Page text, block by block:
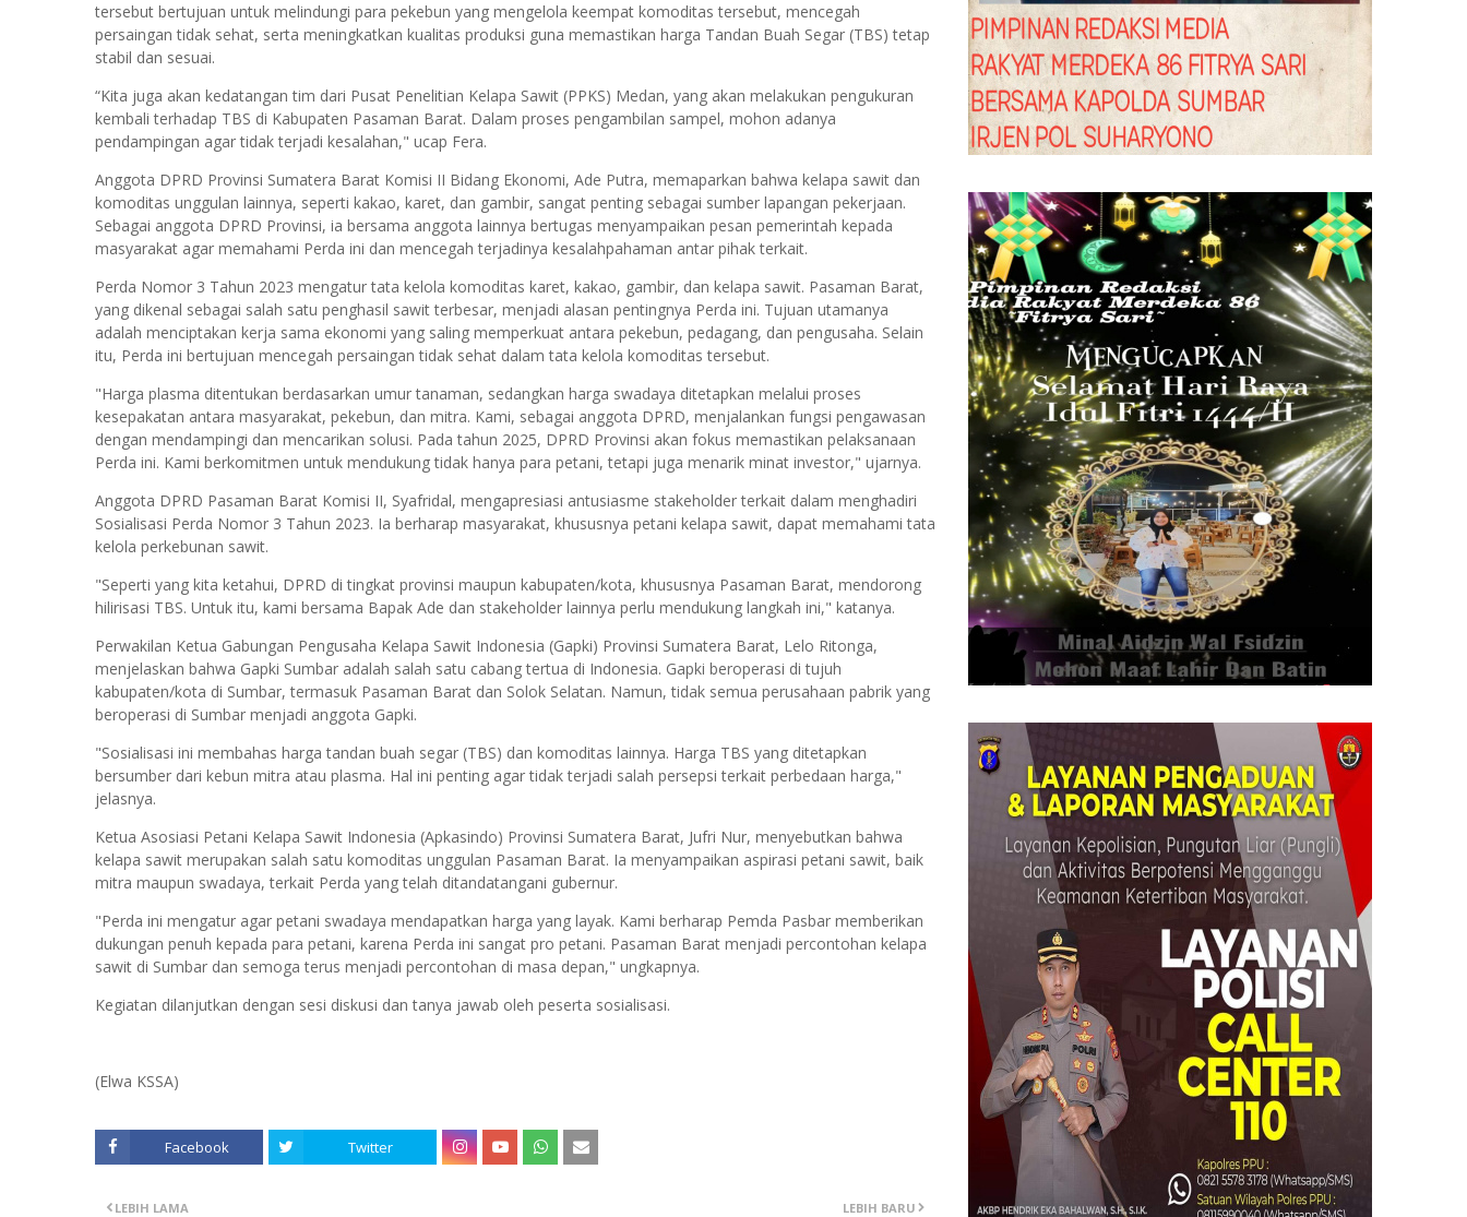
tersebut bertujuan untuk melindungi para pekebun yang mengelola keempat komoditas tersebut, mencegah
persaingan tidak sehat, serta meningkatkan kualitas produksi guna memastikan harga Tandan Buah Segar (TBS) tetap
stabil dan sesuai.
“Kita juga akan kedatangan tim dari Pusat Penelitian Kelapa Sawit (PPKS) Medan, yang akan melakukan pengukuran
kembali terhadap TBS di Kabupaten Pasaman Barat. Dalam proses pengambilan sampel, mohon adanya
pendampingan agar tidak terjadi kesalahan," ucap Fera.
Anggota DPRD Provinsi Sumatera Barat Komisi II Bidang Ekonomi, Ade Putra, memaparkan bahwa kelapa sawit dan
komoditas unggulan lainnya, seperti kakao, karet, dan gambir, sangat penting sebagai sumber lapangan pekerjaan.
Sebagai anggota DPRD Provinsi, ia bersama anggota lainnya bertugas menyampaikan pesan pemerintah kepada
masyarakat agar memahami Perda ini dan mencegah terjadinya kesalahpahaman antar pihak terkait.
Perda Nomor 3 Tahun 2023 mengatur tata kelola komoditas karet, kakao, gambir, dan kelapa sawit. Pasaman Barat,
yang dikenal sebagai salah satu penghasil sawit terbesar, menjadi alasan pentingnya Perda ini. Tujuan utamanya
adalah menciptakan kerja sama ekonomi yang saling memperkuat antara pekebun, pedagang, dan pengusaha. Selain
itu, Perda ini bertujuan mencegah persaingan tidak sehat dalam tata kelola komoditas tersebut.
"Harga plasma ditentukan berdasarkan umur tanaman, sedangkan harga swadaya ditetapkan melalui proses
kesepakatan antara masyarakat, pekebun, dan mitra. Kami, sebagai anggota DPRD, menjalankan fungsi pengawasan
dengan mendampingi dan mencarikan solusi. Pada tahun 2025, DPRD Provinsi akan fokus memastikan pelaksanaan
Perda ini. Kami berkomitmen untuk mendukung tidak hanya para petani, tetapi juga menarik minat investor," ujarnya.
Anggota DPRD Pasaman Barat Komisi II, Syafridal, mengapresiasi antusiasme stakeholder terkait dalam menghadiri
Sosialisasi Perda Nomor 3 Tahun 2023. Ia berharap masyarakat, khususnya petani kelapa sawit, dapat memahami tata
kelola perkebunan sawit.
"Seperti yang kita ketahui, DPRD di tingkat provinsi maupun kabupaten/kota, khususnya Pasaman Barat, mendorong
hilirisasi TBS. Untuk itu, kami bersama Bapak Ade dan stakeholder lainnya perlu mendukung langkah ini," katanya.
Perwakilan Ketua Gabungan Pengusaha Kelapa Sawit Indonesia (Gapki) Provinsi Sumatera Barat, Lelo Ritonga,
menjelaskan bahwa Gapki Sumbar adalah salah satu cabang tertua di Indonesia. Gapki beroperasi di tujuh
kabupaten/kota di Sumbar, termasuk Pasaman Barat dan Solok Selatan. Namun, tidak semua perusahaan pabrik yang
beroperasi di Sumbar menjadi anggota Gapki.
"Sosialisasi ini membahas harga tandan buah segar (TBS) dan komoditas lainnya. Harga TBS yang ditetapkan
bersumber dari kebun mitra atau plasma. Hal ini penting agar tidak terjadi salah persepsi terkait perbedaan harga,"
jelasnya.
Ketua Asosiasi Petani Kelapa Sawit Indonesia (Apkasindo) Provinsi Sumatera Barat, Jufri Nur, menyebutkan bahwa
kelapa sawit merupakan salah satu komoditas unggulan Pasaman Barat. Ia menyampaikan aspirasi petani sawit, baik
mitra maupun swadaya, terkait Perda yang telah ditandatangani gubernur.
"Perda ini mengatur agar petani swadaya mendapatkan harga yang layak. Kami berharap Pemda Pasbar memberikan
dukungan penuh kepada para petani, karena Perda ini sangat pro petani. Pasaman Barat menjadi percontohan kelapa
sawit di Sumbar dan semoga terus menjadi percontohan di masa depan," ungkapnya.
Kegiatan dilanjutkan dengan sesi diskusi dan tanya jawab oleh peserta sosialisasi.
(Elwa KSSA)
Facebook Twitter
LEBIH BARU
LEBIH LAMA